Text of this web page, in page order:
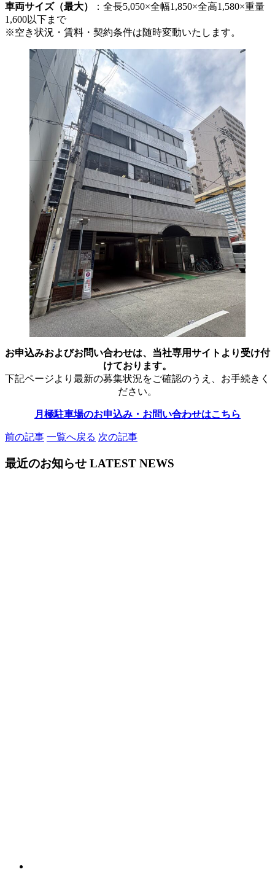
車両サイズ（最大）
：全長5,050×全幅1,850×全高1,580×重量
1,600以下まで
※空き状況・賃料・契約条件は随時変動いたします。
お申込みおよびお問い合わせは、当社専用サイトより受け付
けております。
下記ページより最新の募集状況をご確認のうえ、お手続きく
ださい。
月極駐車場のお申込み・お問い合わせはこちら
前の記事 一覧へ戻る 次の記事
最近のお知らせ LATEST NEWS